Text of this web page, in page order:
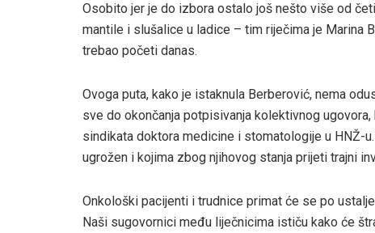
Osobito jer je do izbora ostalo još nešto više od
mantile i slušalice u ladice – tim riječima je Marina
trebao početi danas.
Ovoga puta, kako je istaknula Berberović, nema
sve do okončanja potpisivanja kolektivnog
sindikata doktora medicine i stomatologije u HNŽ-
ugrožen i kojima zbog njihovog stanja prijeti trajni
Onkološki pacijenti i trudnice primat će se po
Naši sugovornici među liječnicima ističu kako će